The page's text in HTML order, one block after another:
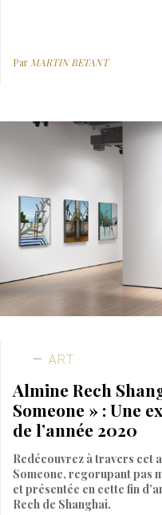
Par MARTIN BETANT
ART
Almine Rech
Someone » : Une
de l’année 2020
Redécouvrez à travers cet
Someone, regorupant pas
et présentée en cette fin
Rech de Shanghai.